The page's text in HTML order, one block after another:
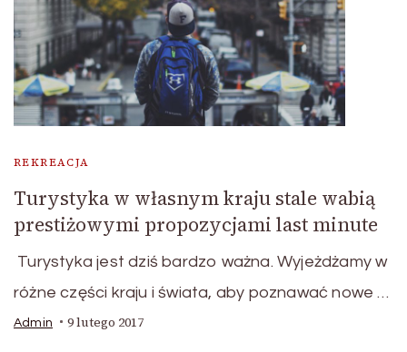
REKREACJA
Turystyka w własnym kraju stale wabią
prestiżowymi propozycjami last minute
Turystyka jest dziś bardzo ważna. Wyjeżdżamy w
różne części kraju i świata, aby poznawać nowe …
Admin 9 lutego 2017